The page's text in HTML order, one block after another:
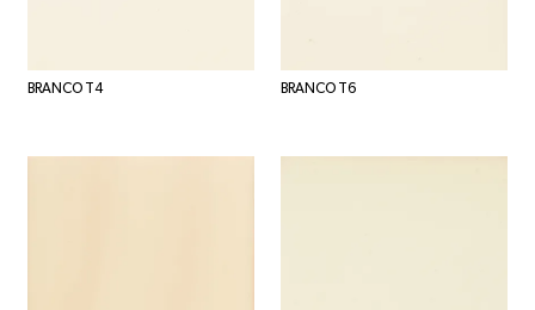
BRANCO T4 BRANCO T6